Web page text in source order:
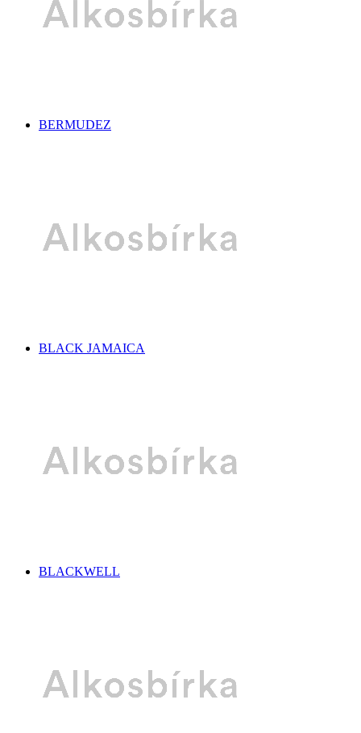
BERMUDEZ
BLACK JAMAICA
BLACKWELL